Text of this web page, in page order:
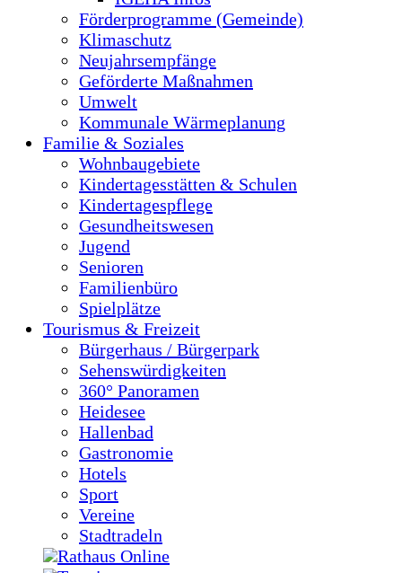
Förderprogramme (Gemeinde)
Klimaschutz
Neujahrsempfänge
Geförderte Maßnahmen
Umwelt
Kommunale Wärmeplanung
Familie & Soziales
Wohnbaugebiete
Kindertagesstätten & Schulen
Kindertagespflege
Gesundheitswesen
Jugend
Senioren
Familienbüro
Spielplätze
Tourismus & Freizeit
Bürgerhaus / Bürgerpark
Sehenswürdigkeiten
360° Panoramen
Heidesee
Hallenbad
Gastronomie
Hotels
Sport
Vereine
Stadtradeln
Rathaus Online